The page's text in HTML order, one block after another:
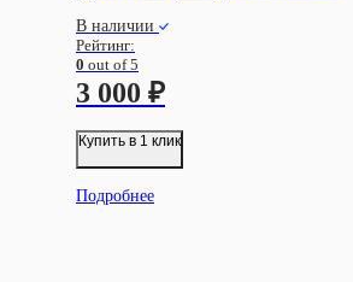
В наличии
Рейтинг:
0 out of 5
3 000 ₽
Купить в 1 клик
Подробнее